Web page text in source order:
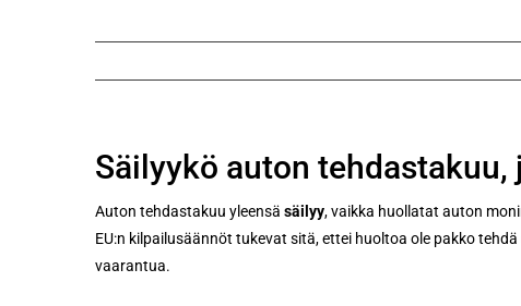
Säilyykö auton
Auton tehdastakuu yleensä säilyy, vaikka huollatat auton
EU:n kilpailusäännöt tukevat sitä, ettei huoltoa ole pakko
vaarantua.